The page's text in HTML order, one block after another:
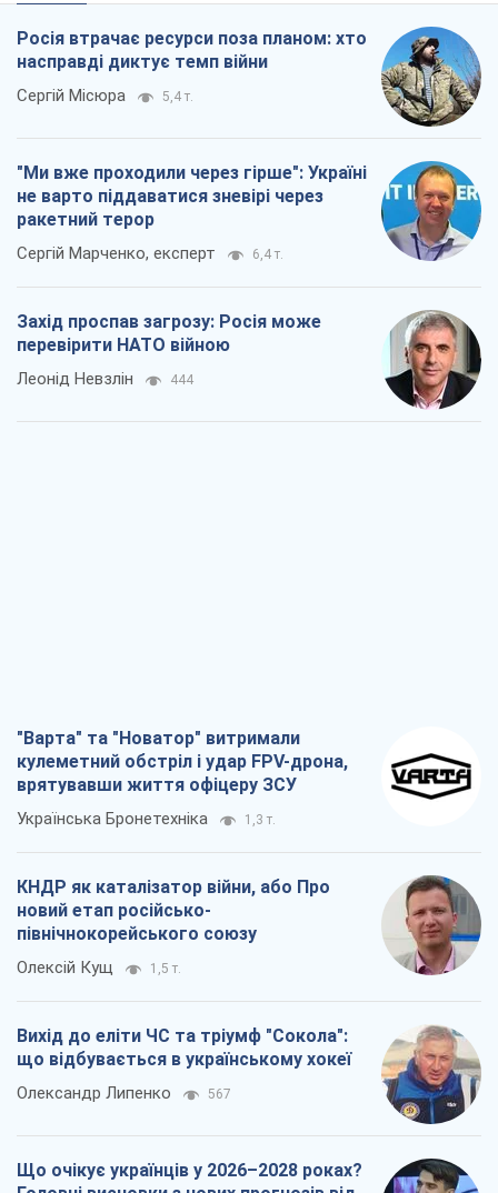
Росія втрачає ресурси поза планом: хто
насправді диктує темп війни
Сергій Місюра 5,4 т.
"Ми вже проходили через гірше": Україні
не варто піддаватися зневірі через
ракетний терор
Сергій Марченко, експерт 6,4 т.
Захід проспав загрозу: Росія може
перевірити НАТО війною
Леонід Невзлін 444
"Варта" та "Новатор" витримали
кулеметний обстріл і удар FPV-дрона,
врятувавши життя офіцеру ЗСУ
Українська Бронетехніка 1,3 т.
КНДР як каталізатор війни, або Про
новий етап російсько-
північнокорейського союзу
Олексій Кущ 1,5 т.
Вихід до еліти ЧС та тріумф "Сокола":
що відбувається в українському хокеї
Олександр Липенко 567
Що очікує українців у 2026–2028 роках?